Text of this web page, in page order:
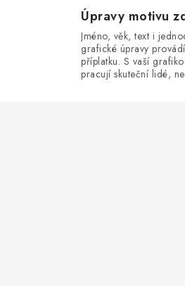
Úpravy motivu
Jméno, věk, text i
grafické úpravy
příplatku. S vaší
pracují skuteční lidé,